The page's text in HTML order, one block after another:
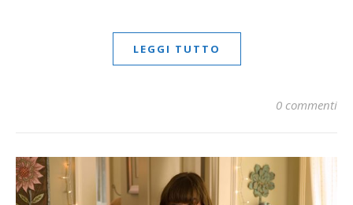
LEGGI TUTTO
0 commenti